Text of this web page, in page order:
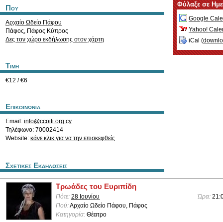
Που
Αρχαίο Ωδείο Πάφου
Πάφος, Πάφος Κύπρος
Δες τον χώρο εκδήλωσης στον χάρτη
Τιμη
€12 / €6
Επικοινωνια
Email: info@ccoiti.org.cy
Τηλέφωνο: 70002414
Website: κάνε κλικ για να την επισκεφθείς
Φύλαξε σε
Google
Yahoo!
iCal (
Σχετικες Εκδηλωσεις
Τρωάδες του Ευριπίδη
Πότε: 28 Ιουνίου Ώρα:
Πού:Αρχαίο Ωδείο Πάφου, Πάφος
Κατηγορία: Θέατρο